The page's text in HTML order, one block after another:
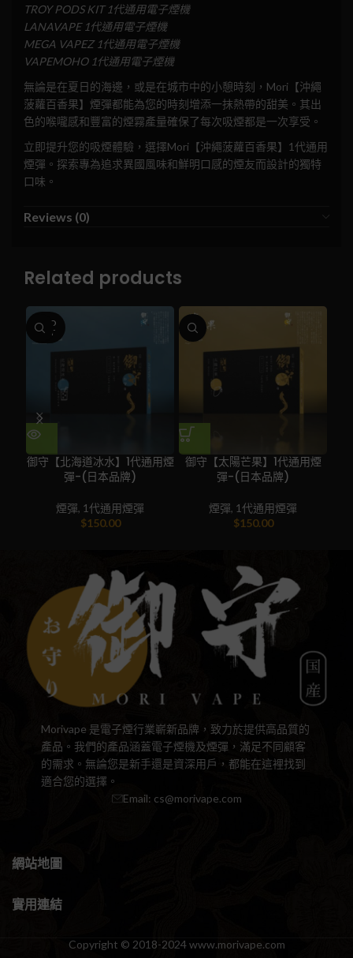
TROY PODS KIT 1代通用電子煙機
LANAVAPE 1代通用電子煙機
MEGA VAPEZ 1代通用電子煙機
VAPEMOHO 1代通用電子煙機
無論是在夏日的海邊，或是在城市中的小憩時刻，Mori【沖繩
菠蘿百香果】煙彈都能為您的時刻增添一抹熱帶的甜美。其出
色的喉嚨感和豐富的煙霧產量確保了每次吸煙都是一次享受。
立即提升您的吸煙體驗，選擇Mori【沖繩菠蘿百香果】1代通用
煙彈。探索專為追求異國風味和鮮明口感的煙友而設計的獨特
口味。
Reviews (0)
Related products
SOLD
OUT
御守【北海道冰水】1代通用煙
彈-(日本品牌)
煙彈, 1代通用煙彈
$150.00
御守【太陽芒果】1代通用煙
彈-(日本品牌)
煙彈, 1代通用煙彈
$150.00
Morivape 是電子煙行業嶄新品牌，致力於提供高品質的
產品。我們的產品涵蓋電子煙機及煙彈，滿足不同顧客
的需求。無論您是新手還是資深用戶，都能在這裡找到
適合您的選擇。
Email: cs@morivape.com
網站地圖
實用連結
Copyright © 2018-2024 www.morivape.com